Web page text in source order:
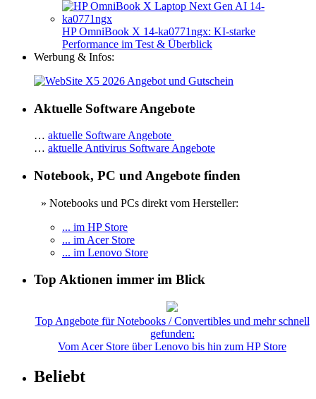
HP OmniBook X 14-ka0771ngx: KI-starke
Performance im Test & Überblick
Werbung & Infos:
Aktuelle Software Angebote
… aktuelle Software Angebote
… aktuelle Antivirus Software Angebote
Notebook, PC und Angebote finden
» Notebooks und PCs direkt vom Hersteller:
... im HP Store
... im Acer Store
... im Lenovo Store
Top Aktionen immer im Blick
Top Angebote für Notebooks / Convertibles und mehr schnell
gefunden:
Vom Acer Store über Lenovo bis hin zum HP Store
Beliebt